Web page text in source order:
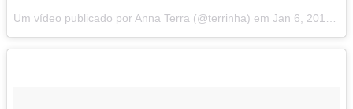
Um vídeo publicado por Anna Terra (@terrinha) em Jan 6, 2015 at 5:38 PST